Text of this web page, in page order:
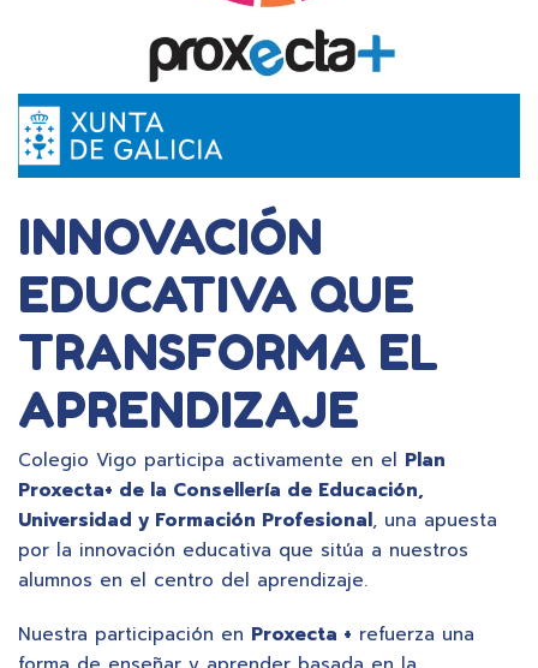
INNOVACIÓN
EDUCATIVA QUE
TRANSFORMA EL
APRENDIZAJE
Colegio Vigo participa activamente en el Plan
Proxecta+ de la Consellería de Educación,
Universidad y Formación Profesional, una apuesta
por la innovación educativa que sitúa a nuestros
alumnos en el centro del aprendizaje.
Nuestra participación en Proxecta + refuerza una